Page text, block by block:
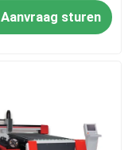
Aanvraag sturen